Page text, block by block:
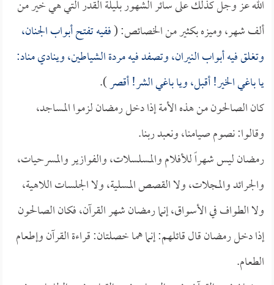
الله عز وجل كذلك على سائر الشهور بليلة القدر التي هي خير من
ألف شهر، وميزه بكثير من الخصائص: (ففيه تفتح أبواب الجنان،
وتغلق فيه أبواب النيران، وتصفد فيه مردة الشياطين، وينادي مناد:
يا باغي الخير! أقبل، ويا باغي الشر! أقصر).
كان الصالحون من هذه الأمة إذا دخل رمضان لزموا المساجد،
وقالوا: نصوم صيامنا، ونعبد ربنا.
رمضان ليس شهراً للأفلام والمسلسلات، والفوازير والمسرحيات،
والجرائد والمجلات، ولا القصص المسلية، ولا الجلسات اللاهية،
ولا الطواف في الأسواق، إنما رمضان شهر القرآن، فكان الصالحون
إذا دخل رمضان قال قائلهم: إنما هما خصلتان: قراءة القرآن وإطعام
الطعام.